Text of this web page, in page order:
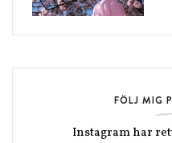
FÖLJ MIG
Instagram har